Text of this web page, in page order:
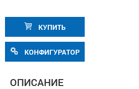
КУПИТЬ
КОНФИГУРАТОР
ОПИСАНИЕ